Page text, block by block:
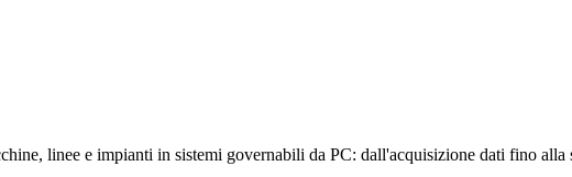
linee e impianti in sistemi governabili da PC: dall'acquisizione dati fino alla